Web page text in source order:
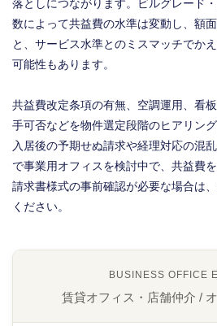
落としにつながります。ビルグレード
数によって共益費の水準は変動し、額
と、サービス水準とのミスマッチでか
可能性もあります。
共益費改定条項の有無、空調運用、看
手可否などを物件選定段階のヒアリン
入居後の予期せぬ請求や経理対応の混
で事業用オフィスを検討中で、共益費
請求書様式の事前確認が必要な場合は
ください。
BUSINESS OFFICE
賃貸オフィス・店舗仲介 /